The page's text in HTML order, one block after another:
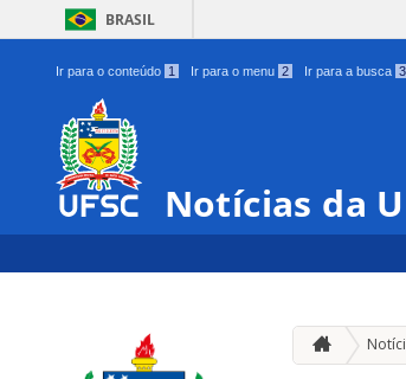
BRASIL
Ir para o conteúdo 1 Ir para o menu 2 Ir para a busca 3
Notícias da